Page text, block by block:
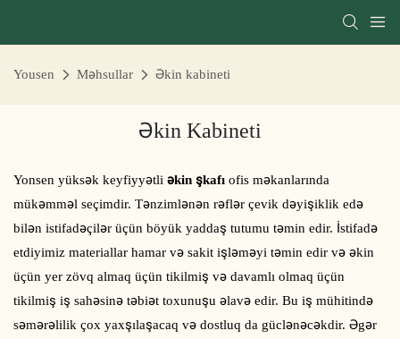
Yousen Məhsullar Əkin kabineti
Əkin Kabineti
Yonsen yüksək keyfiyyətli əkin şkafı ofis məkanlarında
mükəmməl seçimdir. Tənzimlənən rəflər çevik dəyişiklik edə
bilən istifadəçilər üçün böyük yaddaş tutumu təmin edir. İstifadə
etdiyimiz materiallar hamar və sakit işləməyi təmin edir və əkin
üçün yer zövq almaq üçün tikilmiş və davamlı olmaq üçün
tikilmiş iş sahəsinə təbiət toxunuşu əlavə edir. Bu iş mühitində
səmərəlilik çox yaxşılaşacaq və dostluq da güclənəcəkdir. Əgər